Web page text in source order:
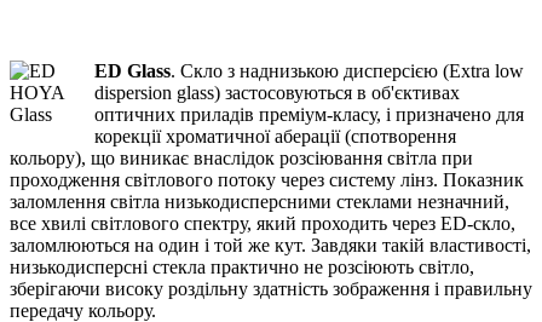
ED Glass. Скло з наднизькою дисперсією (Extra low
dispersion glass) застосовуються в об'єктивах
оптичних приладів преміум-класу, і призначено для
корекції хроматичної аберації (спотворення
кольору), що виникає внаслідок розсіювання світла при
проходження світлового потоку через систему лінз. Показник
заломлення світла низькодисперсними стеклами незначний,
все хвилі світлового спектру, який проходить через ED-скло,
заломлюються на один і той же кут. Завдяки такій властивості,
низькодисперсні стекла практично не розсіюють світло,
зберігаючи високу роздільну здатність зображення і правильну
передачу кольору.